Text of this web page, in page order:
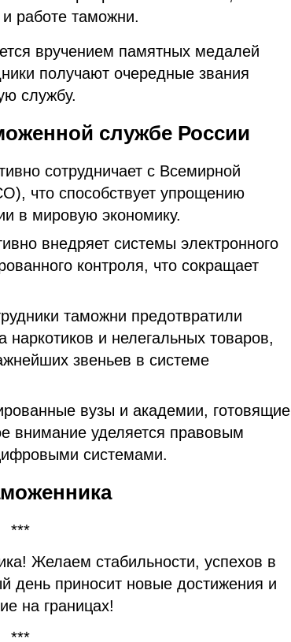
работе таможни.
вручением памятных медалей
получают очередные звания
службу.
службе России
сотрудничает с Всемирной
что способствует упрощению
в мировую экономику.
внедряет системы электронного
контроля, что сокращает
таможни предотвратили
наркотиков и нелегальных товаров,
звеньев в системе
вузы и академии, готовящие
внимание уделяется правовым
системами.
***
Желаем стабильности, успехов в
день приносит новые достижения и
на границах!
***